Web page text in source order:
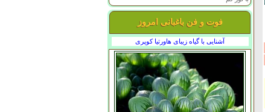
فوت و فن باغبانی امروز
آشنایی با گیاه زیبای هاورتیا کوپری